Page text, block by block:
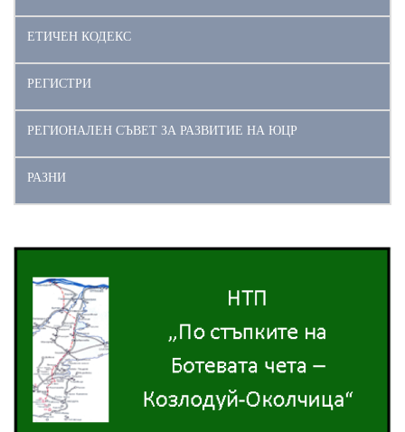
ЕТИЧЕН КОДЕКС
РЕГИСТРИ
РЕГИОНАЛЕН СЪВЕТ ЗА РАЗВИТИЕ НА ЮЦР
РАЗНИ